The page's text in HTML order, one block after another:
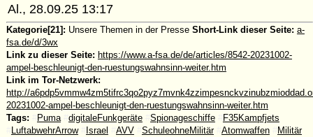
Al., 28.09.25 13:17
Kategorie[21]: Unsere Themen in der Presse Short-Link dieser Seite: a-
fsa.de/d/3wx
Link zu dieser Seite: https://www.a-fsa.de/de/articles/8542-20231002-
ampel-beschleunigt-den-ruestungswahnsinn-weiter.htm
Link im Tor-Netzwerk:
http://
20231002-ampel-beschleunigt-den-ruestungswahnsinn-weiter.htm
Tags:
Puma digitaleFunkgeräte Spionageschiffe
F35Kampfjets
LuftabwehrArrow Israel AVV SchuleohneMilitär Atomwaffen
Militär